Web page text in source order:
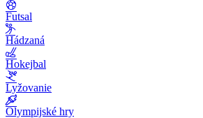
Futsal
Hádzaná
Hokejbal
Lyžovanie
Olympijské hry